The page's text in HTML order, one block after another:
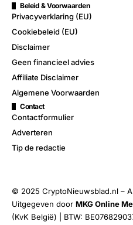
Beleid & Voorwaarden
Privacyverklaring (EU)
Cookiebeleid (EU)
Disclaimer
Geen financieel advies
Affiliate Disclaimer
Algemene Voorwaarden
Contact
Contactformulier
Adverteren
Tip de redactie
© 2025 CryptoNieuwsblad.nl –
Uitgegeven door MKG Online
(KvK België) | BTW: